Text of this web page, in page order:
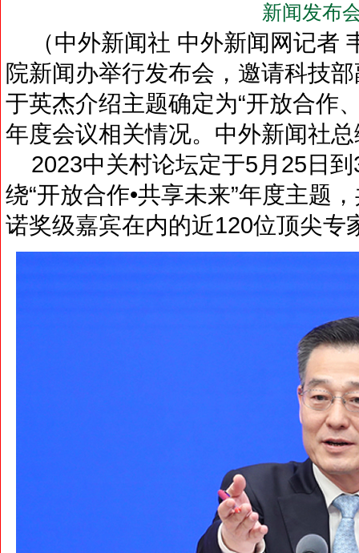
新闻发布
（中外新闻社 中外新闻网记者
院新闻办举行发布会，邀请科技
于英杰介绍主题确定为“开放合作
年度会议相关情况。中外新闻社
2023中关村论坛定于5月25日
绕“开放合作•共享未来”年度主题
诺奖级嘉宾在内的近120位顶尖专